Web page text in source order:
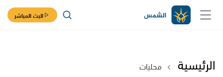
البث المباشر
الرئيسية محليات